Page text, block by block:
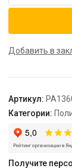
Угольник
переходной
20,
бел.
"PRO
AQUA"
Добавить в
Артикул:
Категории:
Получите